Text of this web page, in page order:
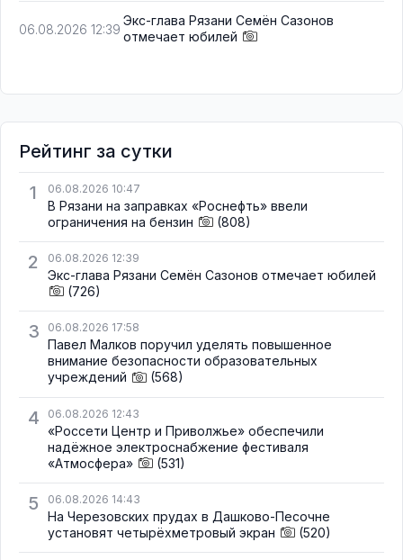
06.08.2026 12:39
Экс-глава Рязани Семён Сазонов
отмечает юбилей
Рейтинг за сутки
1
06.08.2026 10:47
В Рязани на заправках «Роснефть» ввели
ограничения на бензин
(808)
2 06.08.2026 12:39
Экс-глава Рязани Семён Сазонов отмечает юбилей
(726)
3 06.08.2026 17:58
Павел Малков поручил уделять повышенное
внимание безопасности образовательных
учреждений
(568)
4 06.08.2026 12:43
«Россети Центр и Приволжье» обеспечили
надёжное электроснабжение фестиваля
«Атмосфера»
(531)
5 06.08.2026 14:43
На Черезовских прудах в Дашково-Песочне
установят четырёхметровый экран
(520)